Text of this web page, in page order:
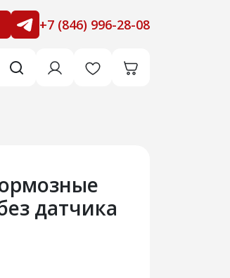
+7 (846) 996-28-08
датчика